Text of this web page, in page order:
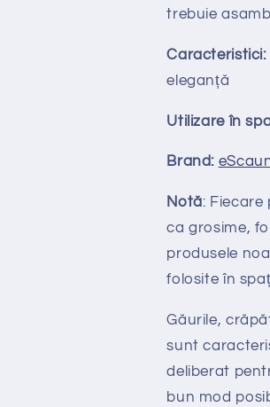
trebuie
Caracteristici:
eleganță
Utilizare în
Brand:
Notă: Fiecare
ca grosime,
produsele
folosite în
Găurile,
sunt
deliberat
bun mod